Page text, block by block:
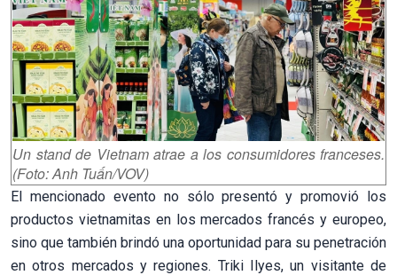
Un stand de Vietnam atrae a los consumidores franceses.
(Foto: Anh Tuấn/VOV)
El mencionado evento no sólo presentó y promovió los
productos vietnamitas en los mercados francés y europeo,
sino que también brindó una oportunidad para su penetración
en otros mercados y regiones. Triki Ilyes, un visitante de